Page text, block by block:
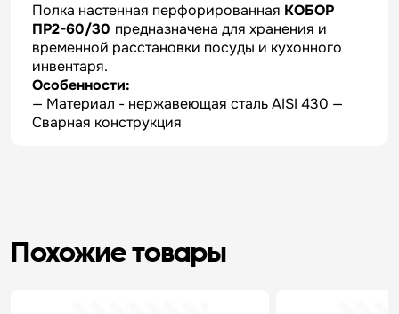
Полка настенная перфорированная КОБОР
ПР2-60/30 предназначена для хранения и
временной расстановки посуды и кухонного
инвентаря.
Особенности:
— Материал - нержавеющая сталь AISI 430 —
Сварная конструкция
Похожие товары